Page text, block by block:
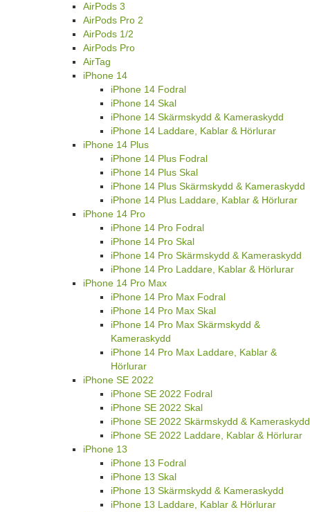
AirPods 3
AirPods Pro 2
AirPods 1/2
AirPods Pro
AirTag
iPhone 14
iPhone 14 Fodral
iPhone 14 Skal
iPhone 14 Skärmskydd & Kameraskydd
iPhone 14 Laddare, Kablar & Hörlurar
iPhone 14 Plus
iPhone 14 Plus Fodral
iPhone 14 Plus Skal
iPhone 14 Plus Skärmskydd & Kameraskydd
iPhone 14 Plus Laddare, Kablar & Hörlurar
iPhone 14 Pro
iPhone 14 Pro Fodral
iPhone 14 Pro Skal
iPhone 14 Pro Skärmskydd & Kameraskydd
iPhone 14 Pro Laddare, Kablar & Hörlurar
iPhone 14 Pro Max
iPhone 14 Pro Max Fodral
iPhone 14 Pro Max Skal
iPhone 14 Pro Max Skärmskydd &
Kameraskydd
iPhone 14 Pro Max Laddare, Kablar &
Hörlurar
iPhone SE 2022
iPhone SE 2022 Fodral
iPhone SE 2022 Skal
iPhone SE 2022 Skärmskydd & Kameraskydd
iPhone SE 2022 Laddare, Kablar & Hörlurar
iPhone 13
iPhone 13 Fodral
iPhone 13 Skal
iPhone 13 Skärmskydd & Kameraskydd
iPhone 13 Laddare, Kablar & Hörlurar